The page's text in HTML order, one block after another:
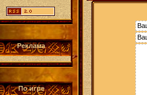
Реклама
По игре